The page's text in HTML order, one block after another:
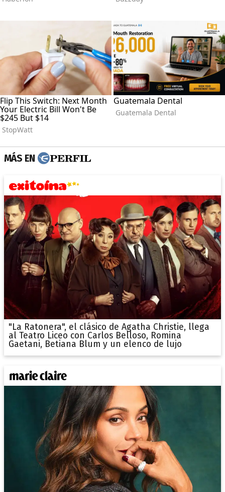
MÁS EN
"La Ratonera", el clásico de Agatha Christie, llega
al Teatro Liceo con Carlos Belloso, Romina
Gaetani, Betiana Blum y un elenco de lujo